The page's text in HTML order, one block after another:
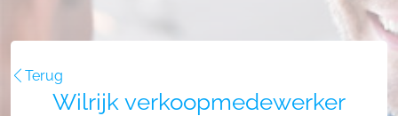
Terug
Wilrijk verkoopmedewerker